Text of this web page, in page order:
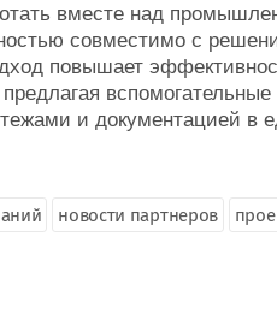
вместе над
совместимо с
повышает
предлагая
и документацией в
новости партнеров